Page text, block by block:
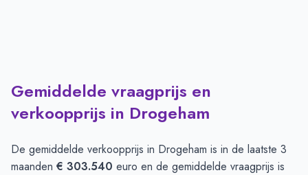
Gemiddelde vraagprijs en
verkoopprijs in Drogeham
De gemiddelde verkoopprijs in Drogeham is in de laatste 3
maanden € 303.540 euro en de gemiddelde vraagprijs is